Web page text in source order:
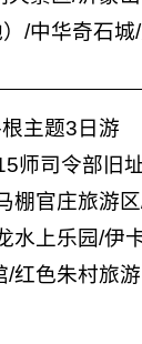
/中华奇石
根主题3日游
师司令部旧
棚官庄旅游
水上乐园/伊
/红色朱村旅